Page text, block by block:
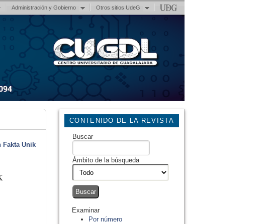
Administración y Gobierno Otros sitios UdeG
CONTENIDO DE LA REVISTA
Buscar
Ámbito de la búsqueda
Examinar
Por número
Fakta Unik